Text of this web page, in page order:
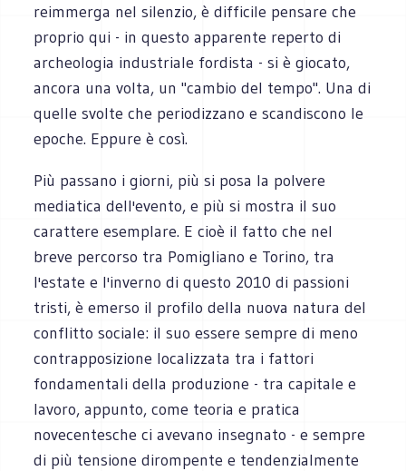
reimmerga nel silenzio, è difficile pensare che
proprio qui - in questo apparente reperto di
archeologia industriale fordista - si è giocato,
ancora una volta, un "cambio del tempo". Una di
quelle svolte che periodizzano e scandiscono le
epoche. Eppure è così.
Più passano i giorni, più si posa la polvere
mediatica dell'evento, e più si mostra il suo
carattere esemplare. E cioè il fatto che nel
breve percorso tra Pomigliano e Torino, tra
l'estate e l'inverno di questo 2010 di passioni
tristi, è emerso il profilo della nuova natura del
conflitto sociale: il suo essere sempre di meno
contrapposizione localizzata tra i fattori
fondamentali della produzione - tra capitale e
lavoro, appunto, come teoria e pratica
novecentesche ci avevano insegnato - e sempre
di più tensione dirompente e tendenzialmente